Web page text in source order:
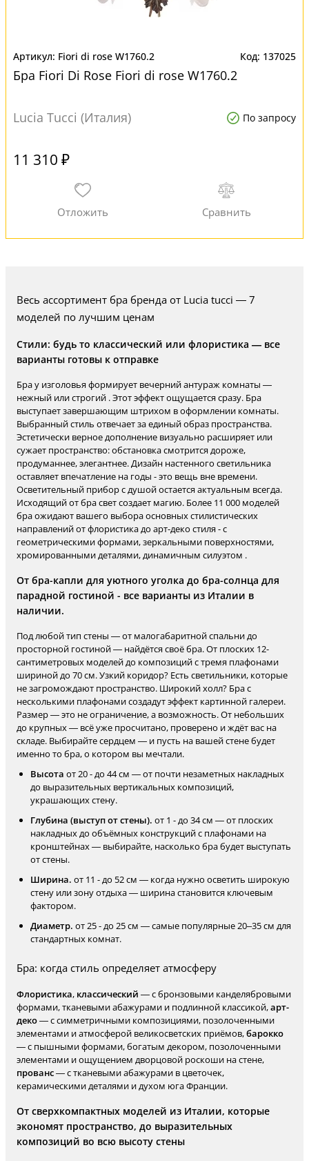
Fiori di rose W1760.2 137025
Бра Fiori Di Rose Fiori di rose W1760.2
Lucia Tucci (Италия) По запросу
11 310 ₽
Весь ассортимент бра бренда от Lucia tucci — 7
моделей по лучшим ценам
Стили: будь то классический или флористика — все
варианты готовы к отправке
Бра у изголовья формирует вечерний антураж комнаты —
нежный или строгий . Этот эффект ощущается сразу. Бра
выступает завершающим штрихом в оформлении комнаты.
Выбранный стиль отвечает за единый образ пространства.
Эстетически верное дополнение визуально расширяет или
сужает пространство: обстановка смотрится дороже,
продуманнее, элегантнее. Дизайн настенного светильника
оставляет впечатление на годы - это вещь вне времени.
Осветительный прибор с душой остается актуальным всегда.
Исходящий от бра свет создает магию. Более 11 000 моделей
бра ожидают вашего выбора основных стилистических
направлений от флористика до арт-деко стиля - с
геометрическими формами, зеркальными поверхностями,
хромированными деталями, динамичным силуэтом .
От бра-капли для уютного уголка до бра-солнца для
парадной гостиной - все варианты из Италии в
наличии.
Под любой тип стены — от малогабаритной спальни до
просторной гостиной — найдётся своё бра. От плоских 12-
сантиметровых моделей до композиций с тремя плафонами
шириной до 70 см. Узкий коридор? Есть светильники, которые
не загромождают пространство. Широкий холл? Бра с
несколькими плафонами создадут эффект картинной галереи.
Размер — это не ограничение, а возможность. От небольших
до крупных — всё уже просчитано, проверено и ждёт вас на
складе. Выбирайте сердцем — и пусть на вашей стене будет
именно то бра, о котором вы мечтали.
Высота от 20 - до 44 см — от почти незаметных накладных
до выразительных вертикальных композиций,
украшающих стену.
Глубина (выступ от стены). от 1 - до 34 см — от плоских
накладных до объёмных конструкций с плафонами на
кронштейнах — выбирайте, насколько бра будет выступать
от стены.
Ширина. от 11 - до 52 см — когда нужно осветить широкую
стену или зону отдыха — ширина становится ключевым
фактором.
Диаметр. от 25 - до 25 см — самые популярные 20–35 см для
стандартных комнат.
Бра: когда стиль определяет атмосферу
Флористика, классический — с бронзовыми канделябровыми
формами, тканевыми абажурами и подлинной классикой,арт-
деко— с симметричными композициями, позолоченными
элементами и атмосферой великосветских приёмов,барокко
— с пышными формами, богатым декором, позолоченными
элементами и ощущением дворцовой роскоши на стене,
прованс— с тканевыми абажурами в цветочек,
керамическими деталями и духом юга Франции.
От сверхкомпактных моделей из Италии, которые
экономят пространство, до выразительных
композиций во всю высоту стены